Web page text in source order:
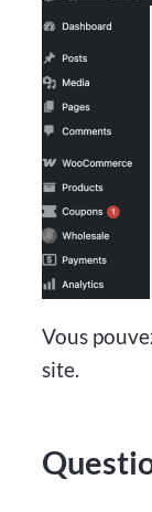
Vous
site.